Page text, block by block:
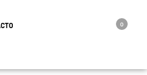
0